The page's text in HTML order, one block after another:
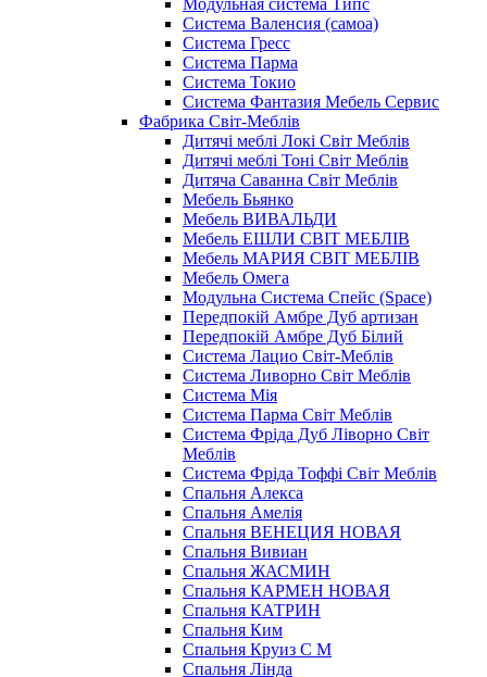
Система Валенсия (самоа)
Система Гресс
Система Парма
Система Токио
Система Фантазия Мебель Сервис
Фабрика Світ-Меблів
Дитячі меблі Локі Світ Меблів
Дитячі меблі Тоні Світ Меблів
Дитяча Саванна Світ Меблів
Мебель Бьянко
Мебель ВИВАЛЬДИ
Мебель ЕШЛИ СВІТ МЕБЛІВ
Мебель МАРИЯ СВІТ МЕБЛІВ
Мебель Омега
Модульна Cистема Спейс (Space)
Передпокій Амбре Дуб артизан
Передпокій Амбре Дуб Білий
Система Лацио Світ-Меблів
Система Ливорно Світ Меблів
Система Мія
Система Парма Свiт Меблiв
Система Фріда Дуб Ліворно Світ
Меблів
Система Фріда Тоффі Світ Меблів
Спальня Алекса
Спальня Амелія
Спальня ВЕНЕЦИЯ НОВАЯ
Спальня Вивиан
Спальня ЖАСМИН
Спальня КАРМЕН НОВАЯ
Спальня КАТРИН
Спальня Ким
Спальня Круиз С М
Спальня Лінда